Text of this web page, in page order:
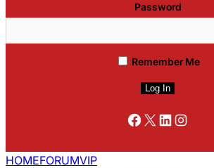
Password
Remember Me
Facebook X LinkedIn Instagram
HOMEFORUMVIP